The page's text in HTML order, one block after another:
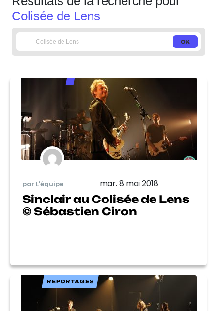
Colisée de Lens
par L'équipe mar. 8 mai 2018
Sinclair au Colisée de Lens
© Sébastien Ciron
REPORTAGES